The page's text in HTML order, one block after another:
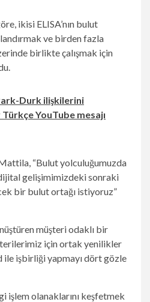
ikisi ELISA’nın bulut
ve birden fazla
birlikte çalışmak için
Durk ilişkilerini
YouTube mesajı
“Bulut yolculuğumuzda
gelişimimizdeki sonraki
bir bulut ortağı istiyoruz”
müşteri odaklı bir
için ortak yenilikler
ile işbirliği yapmayı dört gözle
işlem olanaklarını keşfetmek